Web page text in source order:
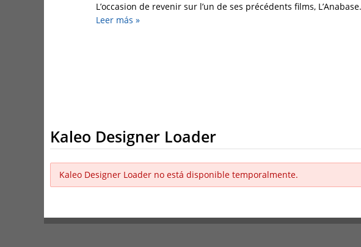
L’occasion de revenir sur l’un de ses précédents films,
Leer más »
Kaleo Designer Loader
Kaleo Designer Loader no está disponible temporalmente.